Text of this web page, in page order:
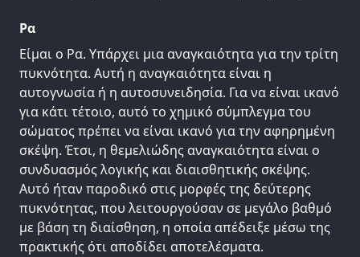
Ρα
Είμαι ο Ρα. Υπάρχει μια αναγκαιότητα για την τρίτη
πυκνότητα. Αυτή η αναγκαιότητα είναι η
αυτογνωσία ή η αυτοσυνειδησία. Για να είναι ικανό
για κάτι τέτοιο, αυτό το χημικό σύμπλεγμα του
σώματος πρέπει να είναι ικανό για την αφηρημένη
σκέψη. Έτσι, η θεμελιώδης αναγκαιότητα είναι ο
συνδυασμός λογικής και διαισθητικής σκέψης.
Αυτό ήταν παροδικό στις μορφές της δεύτερης
πυκνότητας, που λειτουργούσαν σε μεγάλο βαθμό
με βάση τη διαίσθηση, η οποία απέδειξε μέσω της
πρακτικής ότι αποδίδει αποτελέσματα.